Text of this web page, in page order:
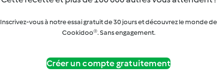
Inscrivez-vous à notre essai gratuit de 30 jours et découvrez le monde de
Cookidoo®. Sans engagement.
Créer un compte gratuitement